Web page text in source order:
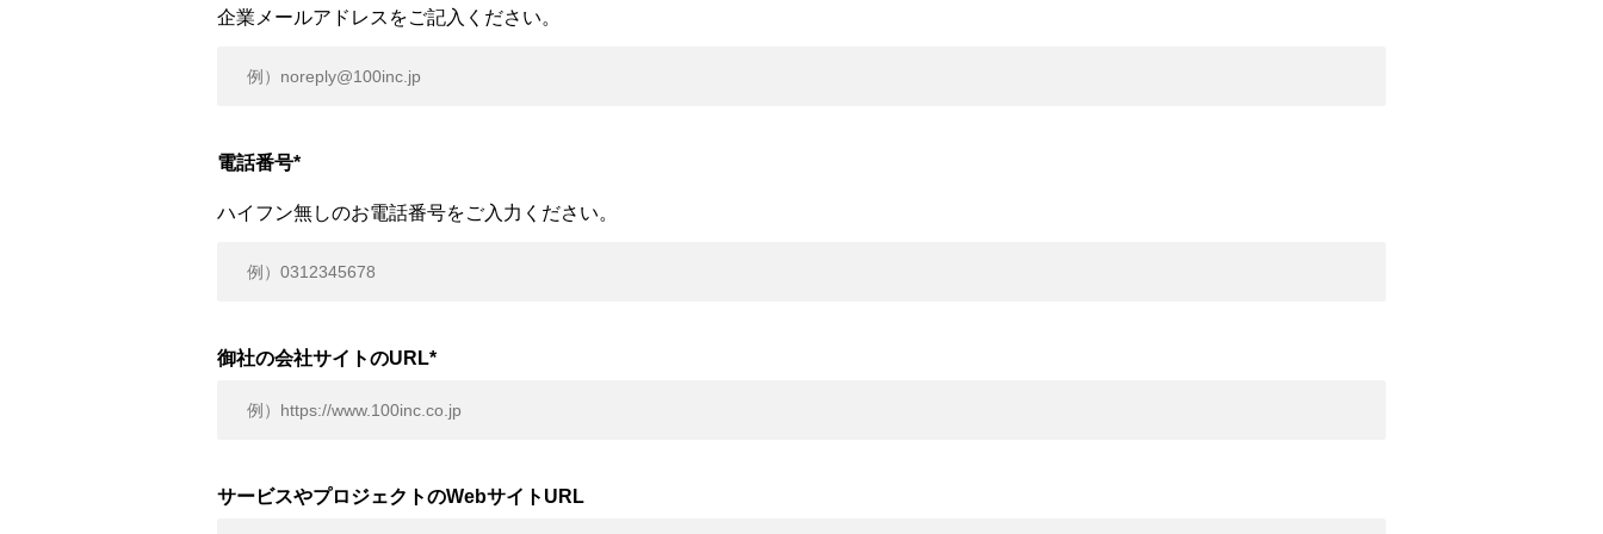
企業メールアドレスをご記入ください。
電話番号*
ハイフン無しのお電話番号をご入力ください。
御社の会社サイトのURL*
サービスやプロジェクトのWebサイトURL